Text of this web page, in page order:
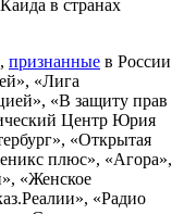
в странах
признанные в России
«Лига
«В защиту прав
Центр Юрия
«Открытая
плюс», «Агора»,
«Женское
«Радио